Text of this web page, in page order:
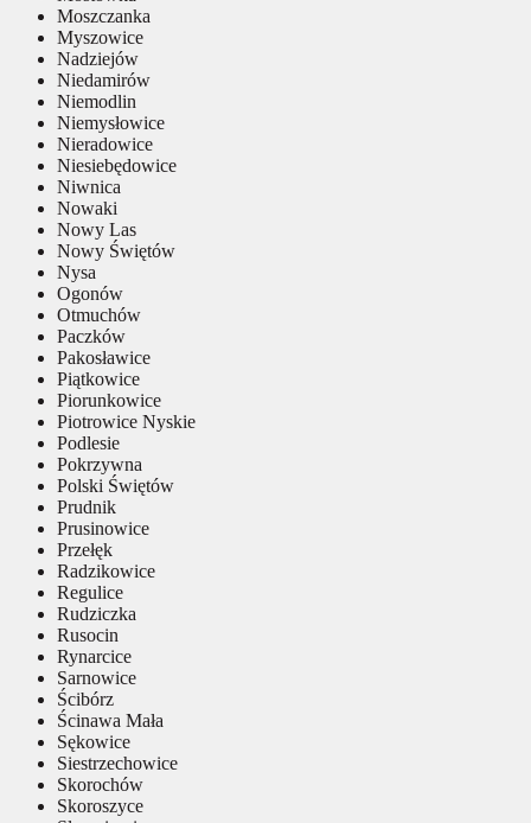
Moszczanka
Myszowice
Nadziejów
Niedamirów
Niemodlin
Niemysłowice
Nieradowice
Niesiebędowice
Niwnica
Nowaki
Nowy Las
Nowy Świętów
Nysa
Ogonów
Otmuchów
Paczków
Pakosławice
Piątkowice
Piorunkowice
Piotrowice Nyskie
Podlesie
Pokrzywna
Polski Świętów
Prudnik
Prusinowice
Przełęk
Radzikowice
Regulice
Rudziczka
Rusocin
Rynarcice
Sarnowice
Ścibórz
Ścinawa Mała
Sękowice
Siestrzechowice
Skorochów
Skoroszyce